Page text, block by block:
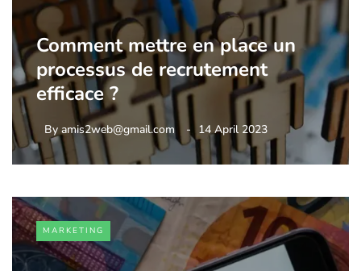
Comment mettre en place un
processus de recrutement
efficace ?
By amis2web@gmail.com 14 April 2023
MARKETING